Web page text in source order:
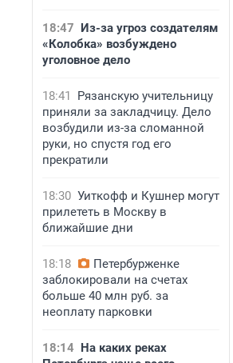
18:47 Из-за угроз создателям
«Колобка» возбуждено
уголовное дело
18:41
Рязанскую учительницу
приняли за закладчицу. Дело
возбудили из-за сломанной
руки, но спустя год его
прекратили
18:30 Уиткофф и Кушнер могут
прилететь в Москву в
ближайшие дни
18:18
Петербурженке
заблокировали на счетах
больше 40 млн руб. за
неоплату парковки
18:14 На каких реках